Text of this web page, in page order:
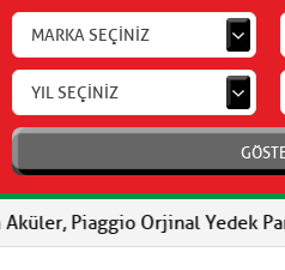
MARKA SEÇİNİZ
YIL SEÇİNİZ
Orjinal Yedek Parça Ve